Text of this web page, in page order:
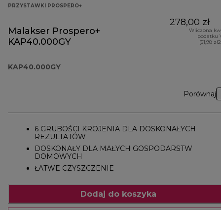
PRZYSTAWKI PROSPERO+
Malakser Prospero+
KAP40.000GY
KAP40.000GY
278,00 zł
Wliczona
podatku
(51,98
Porównaj
6 GRUBOŚCI KROJENIA DLA DOSKONAŁYCH
REZULTATÓW
DOSKONAŁY DLA MAŁYCH GOSPODARSTW
DOMOWYCH
ŁATWE CZYSZCZENIE
Dodaj do koszyka